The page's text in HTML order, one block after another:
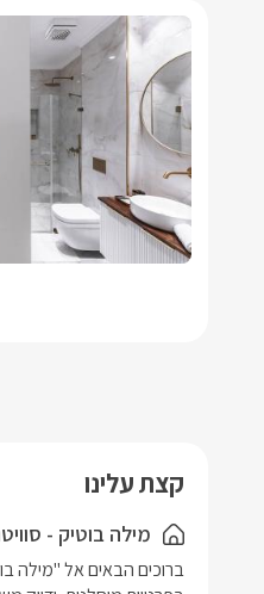
קצת עלינו
מילה בוטיק -